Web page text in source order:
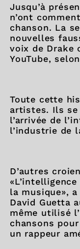
Jusqu’à
n’ont
chanson. La
nouvelles
voix de Drake
YouTube,
Toute cette
artistes. Ils se
l’arrivée de
l’industrie de
D’autres
la musique»,
David Guetta
même utilisé
chansons
un rappeur